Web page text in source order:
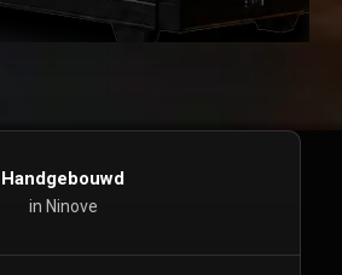
Handgebouwd
in Ninove